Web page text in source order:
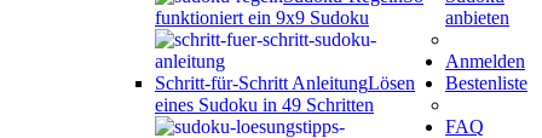
funktioniert ein 9x9 Sudoku
Schritt-für-Schritt AnleitungLösen
eines Sudoku in 49 Schritten
anbieten
Anmelden
Bestenliste
FAQ